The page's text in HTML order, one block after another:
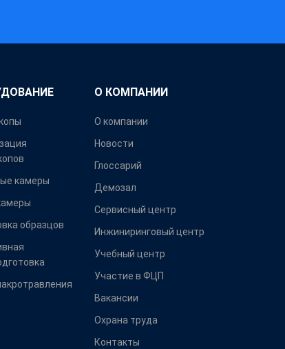
камеры
образцов
О КОМПАНИИ
О компании
Новости
Глоссарий
Демозал
Сервисный центр
Инжиниринговый центр
Учебный центр
Участие в ФЦП
Вакансии
Охрана труда
Контакты